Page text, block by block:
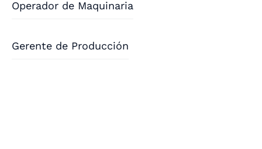
Operador de Maquinaria
Gerente de Producción